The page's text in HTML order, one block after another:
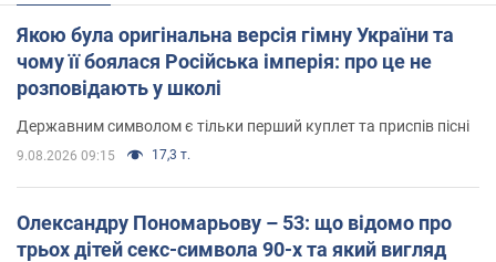
Якою була оригінальна версія гімну України та
чому її боялася Російська імперія: про це не
розповідають у школі
Державним символом є тільки перший куплет та приспів пісні
9.08.2026 09:15 17,3 т.
Олександру Пономарьову – 53: що відомо про
трьох дітей секс-символа 90-х та який вигляд